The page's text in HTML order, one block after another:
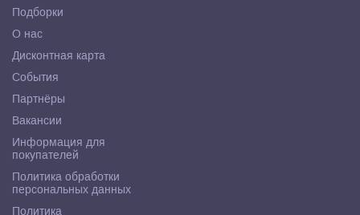
Подборки
О нас
Дисконтная карта
События
Партнёры
Вакансии
Информация для
покупателей
Политика обработки
персональных данных
Политика